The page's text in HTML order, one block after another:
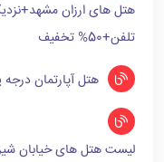
هتل های ارزان
تلفن+50% تخفیف
هتل آپارتمان
لیست هتل های خیابان